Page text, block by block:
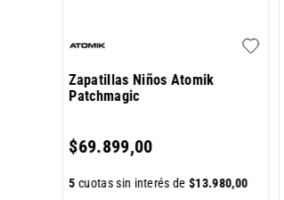
Zapatillas Niños Atomik
Patchmagic
$69.899,00
5 cuotas sin interés de$13.980,00